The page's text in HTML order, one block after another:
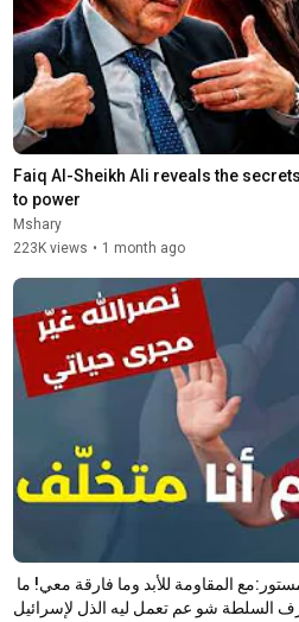
Faiq Al-Sheikh Ali reveals the
to power
Mshary
223K views • 1 month ago
السلطة شو عم تعمل ليه الذل لإسرائيل